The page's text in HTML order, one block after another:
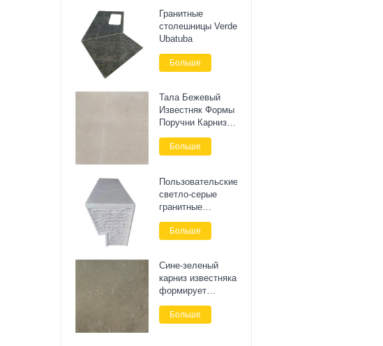
Гранитные
столешницы Verde
Ubatuba
Больше
Тала Бежевый
Известняк Формы
Поручни Карниз
Камень
Больше
Пользовательские
светло-серые
гранитные
ландшафтные
каменные
скамейки
Больше
Сине-зеленый
карниз известняка
формирует
внешнюю стену
Больше